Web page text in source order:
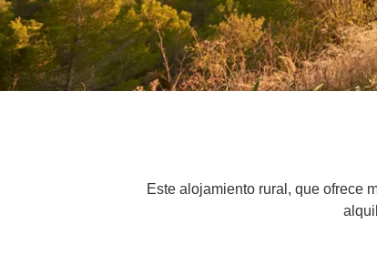
Este alojamiento rural, que ofrece